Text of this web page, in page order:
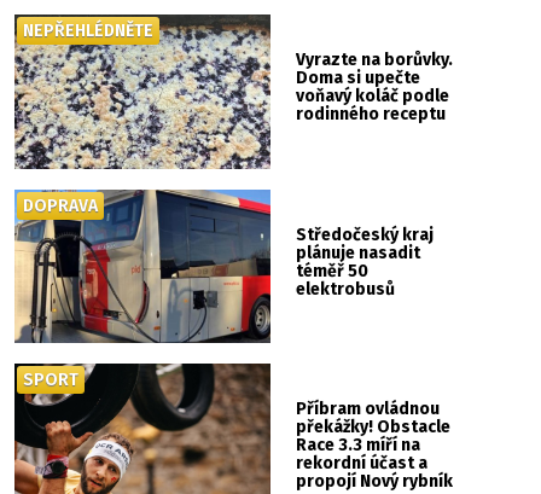
Vyrazte na borůvky.
Doma si upečte
voňavý koláč podle
rodinného receptu
NEPŘEHLÉDNĚTE
Středočeský kraj
plánuje nasadit
téměř 50
elektrobusů
DOPRAVA
Příbram ovládnou
překážky! Obstacle
Race 3.3 míří na
rekordní účast a
propojí Nový rybník
SPORT